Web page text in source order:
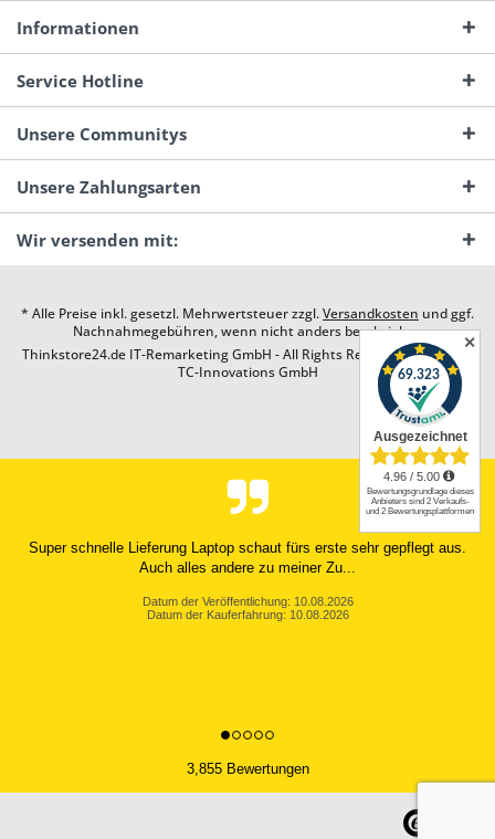
Informationen
Service Hotline
Unsere Communitys
Unsere Zahlungsarten
Wir versenden mit:
* Alle Preise inkl. gesetzl. Mehrwertsteuer zzgl.Versandkosten und ggf.
Nachnahmegebühren, wenn nicht anders beschrieben
Thinkstore24.de IT-Remarketing GmbH - All Rights Reserved. Design by
TC-Innovations GmbH
Mich hat die sehr schnelle Lieferung beeindruckt
Armin W., Hamburg
Datum der Veröffentlichung: 08.08.2026
Datum der Kauferfahrung: 31.07.2026
3,855 Bewertungen
✕